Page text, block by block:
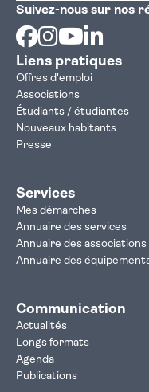
Suivez-nous sur nos
Facebook
Instagram
Youtube
Liens pratiques
Offres d'emploi
Associations
Étudiants / étudiantes
Nouveaux habitants
Presse
Services
Mes démarches
Annuaire des services
Annuaire des associations
Annuaire des
Communication
Actualités
Longs formats
Agenda
Publications